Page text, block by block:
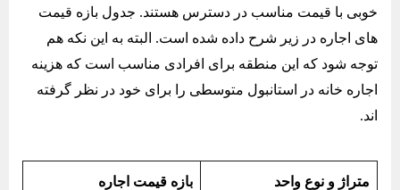
خوبی با قیمت مناسب در دسترس هستند. جدول بازه قیمت
های اجاره در زیر شرح داده شده است. البته به این نکه هم
توجه شود که این منطقه برای افرادی مناسب است که هزینه
اجاره خانه در استانبول متوسطی را برای خود در نظر گرفته
اند.
متراژ و نوع واحد بازه قیمت اجاره